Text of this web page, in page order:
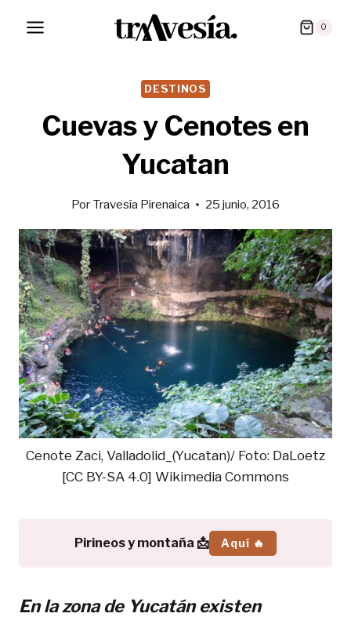
0
DESTINOS
Cuevas y Cenotes en
Yucatan
Por Travesía Pirenaica 25 junio, 2016
Cenote Zaci, Valladolid_(Yucatan)/ Foto: DaLoetz
[CC BY-SA 4.0] Wikimedia Commons
Pirineos y montaña 📩 Aquí 🔥
En la zona de Yucatán existen